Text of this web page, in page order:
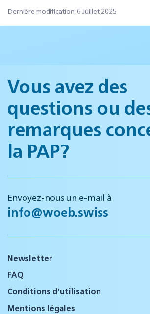
Dernière modification: 6 Juillet 2025
Vous avez des
questions ou
remarques
la PAP?
Envoyez-nous un e-mail à
info@woeb.swiss
Newsletter
FAQ
Conditions d'utilisation
Mentions légales